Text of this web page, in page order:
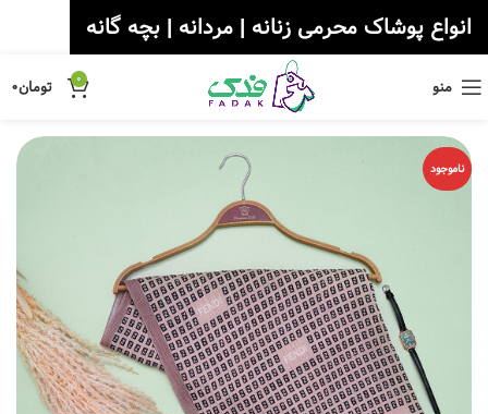
منو 0 تومان۰
ناموجود
انواع پوشاک محرمی زنانه | مردانه | بچه گانه